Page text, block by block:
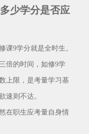
少学分是否应
9学分就是全时生。
倍的时间，如修9学
上限，是考量学习基
速则不达。
职生应考量自身情